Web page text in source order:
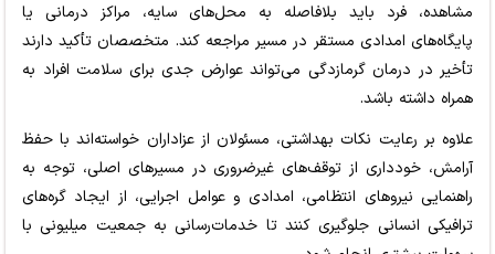
مشاهده، فرد باید بلافاصله به محل‌های سایه، مراکز درمانی یا
پایگاه‌های امدادی مستقر در مسیر مراجعه کند. متخصصان تأکید دارند
تأخیر در درمان گرمازدگی می‌تواند عوارض جدی برای سلامت افراد به
همراه داشته باشد.
علاوه بر رعایت نکات بهداشتی، مسئولان از عزاداران خواسته‌اند با حفظ
آرامش، خودداری از توقف‌های غیرضروری در مسیرهای اصلی، توجه به
راهنمایی نیروهای انتظامی، امدادی و عوامل اجرایی، از ایجاد گره‌های
ترافیکی انسانی جلوگیری کنند تا خدمات‌رسانی به جمعیت میلیونی با